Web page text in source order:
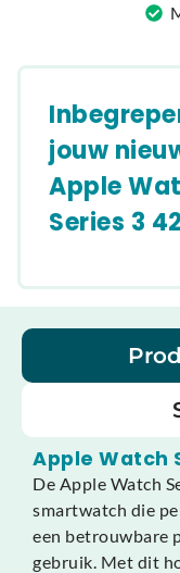
jouw
Apple
Series 3
Apple Watch
De Apple Watch
smartwatch die
een betrouwbare
gebruik. Met dit